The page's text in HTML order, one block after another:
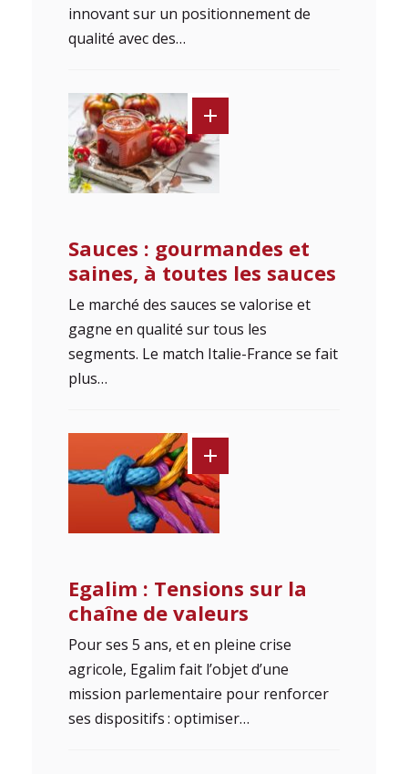
innovant sur un positionnement de
qualité avec des…
Sauces : gourmandes et
saines, à toutes les sauces
Le marché des sauces se valorise et
gagne en qualité sur tous les
segments. Le match Italie-France se fait
plus…
Egalim : Tensions sur la
chaîne de valeurs
Pour ses 5 ans, et en pleine crise
agricole, Egalim fait l’objet d’une
mission parlementaire pour renforcer
ses dispositifs : optimiser…